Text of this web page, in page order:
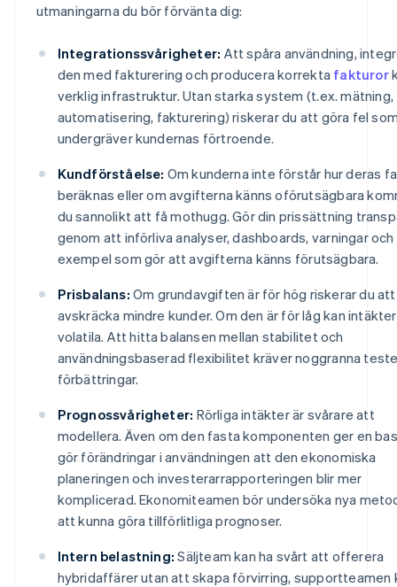
utmaningarna du bör förvänta dig:
Integrationssvårigheter: Att spåra användning,
den med fakturering och producera korrekta fakturor
verklig infrastruktur. Utan starka system (t.ex. mätning,
automatisering, fakturering) riskerar du att göra fel
undergräver kundernas förtroende.
Kundförståelse: Om kunderna inte förstår hur deras
beräknas eller om avgifterna känns oförutsägbara
du sannolikt att få mothugg. Gör din prissättning
genom att införliva analyser, dashboards, varningar och
exempel som gör att avgifterna känns förutsägbara.
Prisbalans: Om grundavgiften är för hög riskerar du att
avskräcka mindre kunder. Om den är för låg kan
volatila. Att hitta balansen mellan stabilitet och
användningsbaserad flexibilitet kräver noggranna
förbättringar.
Prognossvårigheter: Rörliga intäkter är svårare att
modellera. Även om den fasta komponenten ger en
gör förändringar i användningen att den ekonomiska
planeringen och investerarrapporteringen blir mer
komplicerad. Ekonomiteamen bör undersöka nya
att kunna göra tillförlitliga prognoser.
Intern belastning: Säljteam kan ha svårt att offerera
hybridaffärer utan att skapa förvirring, supportteamen